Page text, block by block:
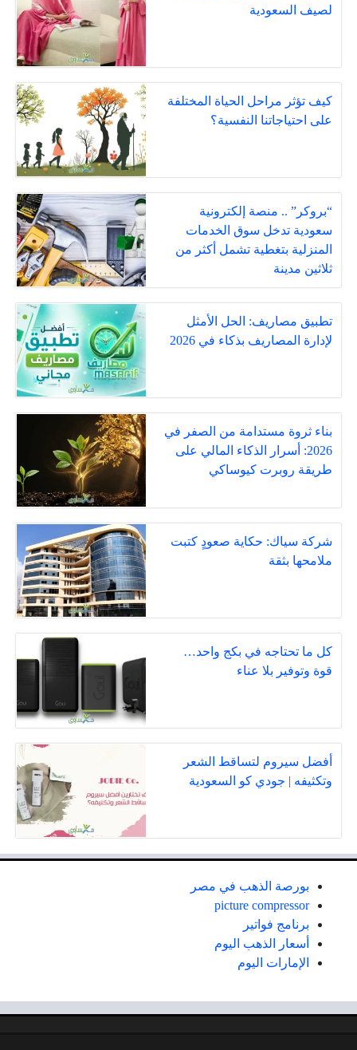
لصيف السعودية
كيف تؤثر مراحل الحياة المختلفة
على احتياجاتنا النفسية؟
“بروكر” .. منصة إلكترونية
سعودية تدخل سوق الخدمات
المنزلية بتغطية تشمل أكثر من
ثلاثين مدينة
تطبيق مصاريف: الحل الأمثل
لإدارة المصاريف بذكاء في 2026
بناء ثروة مستدامة من الصفر في
2026: أسرار الذكاء المالي على
طريقة روبرت كيوساكي
شركة سياك: حكاية صعودٍ كتبت
ملامحها بثقة
كل ما تحتاجه في بكج واحد…
قوة وتوفير بلا عناء
أفضل سيروم لتساقط الشعر
وتكثيفه | جودي كو السعودية
بورصة الذهب في مصر
picture compressor
برنامج فواتير
أسعار الذهب اليوم
الإمارات اليوم